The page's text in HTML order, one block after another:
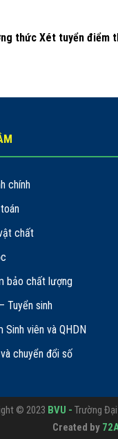
thức Xét tuyển điểm
chính
chất
bảo chất lượng
Tuyển sinh
Sinh viên và QHDN
chuyển đổi số
© 2023 BVU - Trường
Created by